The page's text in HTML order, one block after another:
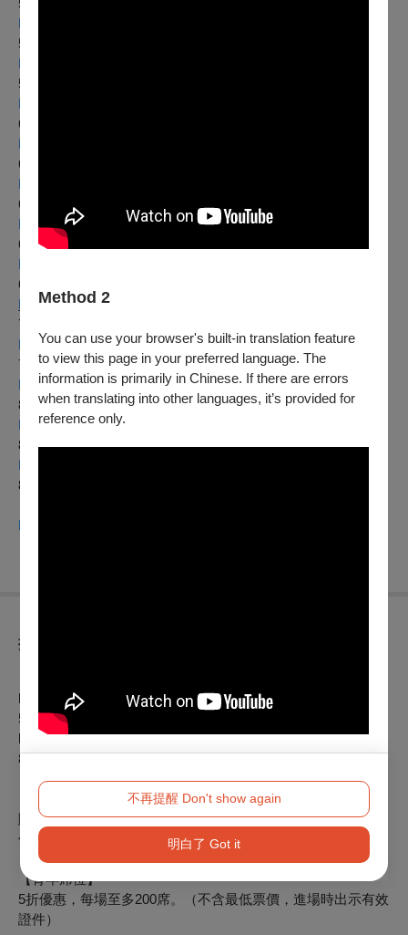
Method 2
You can use your browser's built-in translation feature
to view this page in your preferred language. The
information is primarily in Chinese. If there are errors
when translating into other languages, it’s provided for
reference only.
不再提醒 Don't show again
明白了 Got it
5/11
https://www.opentix.life/event/1769938555398336513
5/18
https://www.opentix.life/event/1769968368933142528
5/25
https://www.opentix.life/event/1769971588188942337
6/8
https://www.opentix.life/event/1770072443295318017
6/15
https://www.opentix.life/event/1770076777134764033
6/22
繡花園戲劇團《封神榜1》
https://www.opentix.life/event/1770079155043913729
6/23繡花園戲劇團《封神榜2》
https://www.opentix.life/event/1770079790087876608
6/29
https://www.opentix.life/event/1770082574656942081
7/6
https://www.opentix.life/event/1770083175388676097
7/20、21李靜芳歌仔戲團《鰲峰泛月廖添丁》
https://www.opentix.life/event/1770083721343692801
8/10、11尚和歌仔戲劇團《田薩曲》
https://www.opentix.life/event/1770084432336941056
8/17、18秀琴歌劇團《尪某情》
https://www.opentix.life/event/1770087530057326593
8/24
https://www.opentix.life/event/1770088950553329665
折扣方案
l
戲箱限定： 4/13(六)12:00前 ，購買全系列
500元票區，各1張(含)以上，每張100元。
l
大捙拚：7/7(日)12:00前，購買5檔不同劇目各1張(含)以上，
800元及500元票券享5折；300元票券享7折。
購買單1天節目10張(含)以上6折；20張(含)以上5折。（不含最
低票價）
【青年席位】
5折優惠，每場至多200席。（不含最低票價，進場時出示有效
證件）